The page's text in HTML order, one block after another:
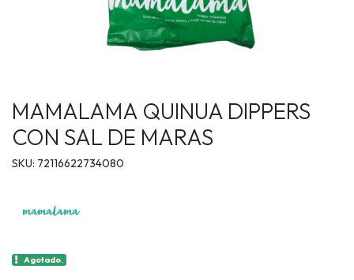
MAMALAMA QUINUA DIPPERS
CON SAL DE MARAS
SKU: 72116622734080
Agotado.